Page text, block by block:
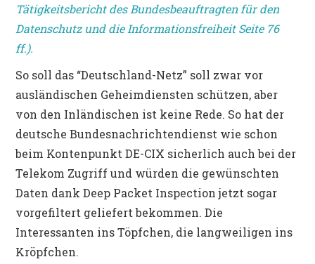
Tätigkeitsbericht des Bundesbeauftragten für den
Datenschutz und die Informationsfreiheit Seite 76
ff.).
So soll das “Deutschland-Netz” soll zwar vor
ausländischen Geheimdiensten schützen, aber
von den Inländischen ist keine Rede. So hat der
deutsche Bundesnachrichtendienst wie schon
beim Kontenpunkt DE-CIX sicherlich auch bei der
Telekom Zugriff und würden die gewünschten
Daten dank Deep Packet Inspection jetzt sogar
vorgefiltert geliefert bekommen. Die
Interessanten ins Töpfchen, die langweiligen ins
Kröpfchen.